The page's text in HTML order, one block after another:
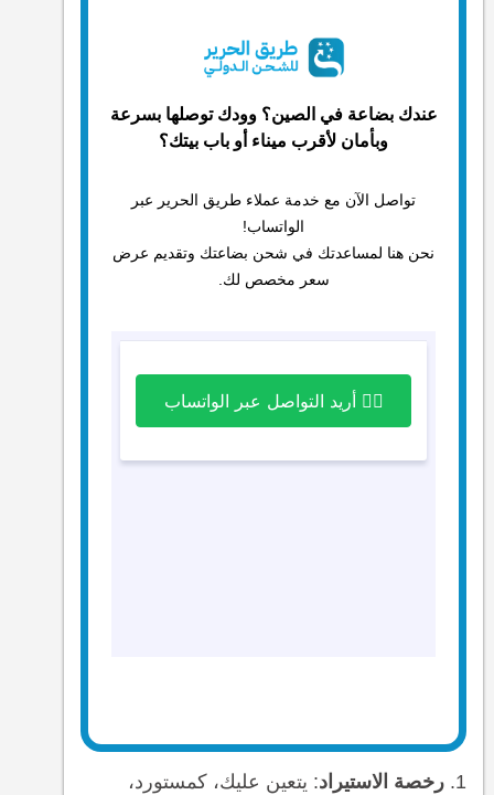
عندك بضاعة في الصين؟ وودك توصلها بسرعة
وبأمان لأقرب ميناء أو باب بيتك؟
تواصل الآن مع خدمة عملاء طريق الحرير عبر
الواتساب!
نحن هنا لمساعدتك في شحن بضاعتك وتقديم عرض
سعر مخصص لك.
رخصة الاستيراد: يتعين عليك، كمستورد،